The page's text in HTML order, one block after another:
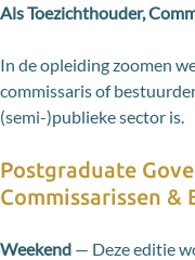
Als Toezichthouder,
In de opleiding zoomen
commissaris of
(semi-)publieke sector is.
Postgraduate
Commissarissen &
Weekend — Deze editie